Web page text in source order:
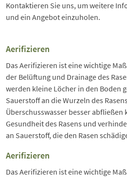
Kontaktieren Sie uns, um weitere
und ein Angebot einzuholen.
Aerifizieren
Das Aerifizieren ist eine wichtige
der Belüftung und Drainage des
werden kleine Löcher in den Boden
Sauerstoff an die Wurzeln des
Überschusswasser besser abfließen
Gesundheit des Rasens und
an Sauerstoff, die den Rasen
Aerifizieren
Das Aerifizieren ist eine wichtige